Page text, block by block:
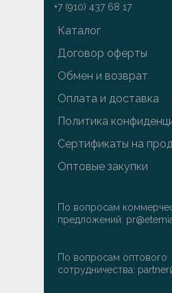
По вопросам оптового
сотрудничества:
Оплата и доставка
Обмен и возврат
Каталог
Политика
Договор оферты
Оптовые закупки
Сертификаты на
По вопросам
предложений:
+7 (910) 437 68 17